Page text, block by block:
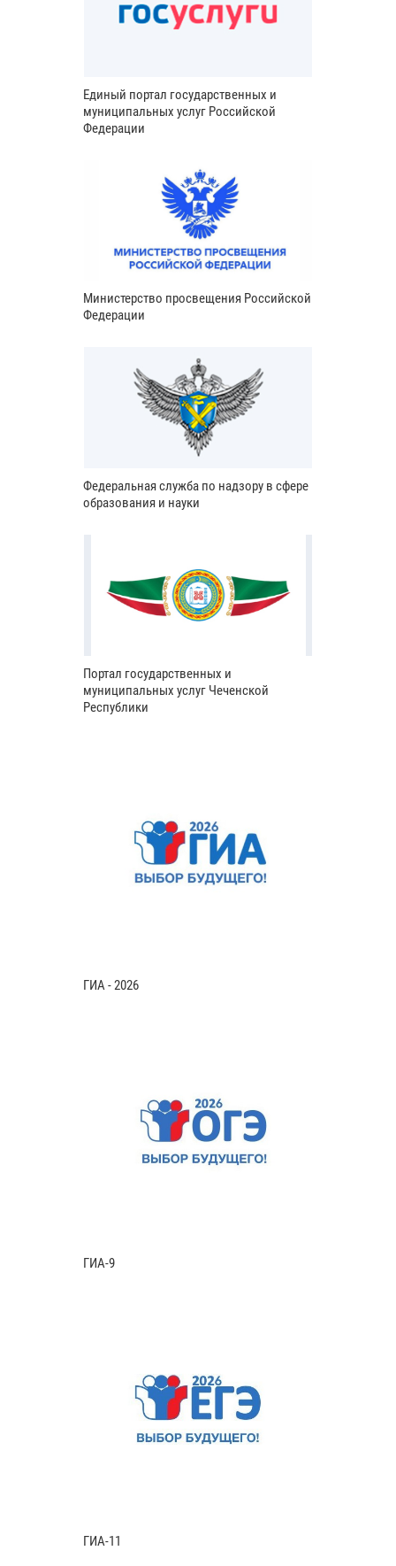
Единый портал государственных и
муниципальных услуг Российской
Федерации
Министерство просвещения Российской
Федерации
Федеральная служба по надзору в сфере
образования и науки
Портал государственных и
муниципальных услуг Чеченской
Республики
ГИА - 2026
ГИА-9
ГИА-11